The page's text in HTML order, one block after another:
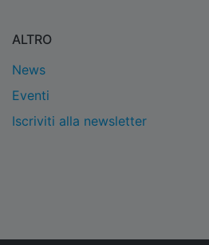
ALTRO
News
Eventi
Iscriviti alla newsletter